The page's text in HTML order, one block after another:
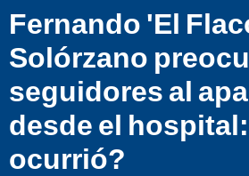
Fernando 'El
Solórzano
seguidores al
desde el
ocurrió?